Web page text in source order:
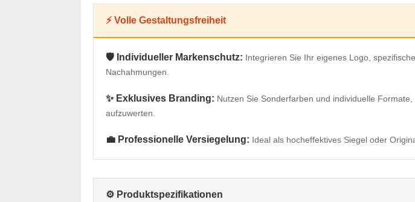
⚡ Volle Gestaltungsfreiheit
🛡️ Individueller Markenschutz: Integrieren Sie Ihr eigenes Logo,
Nachahmungen.
✨ Exklusives Branding: Nutzen Sie Sonderfarben und individuelle
aufzuwerten.
💼 Professionelle Versiegelung: Ideal als hocheffektives Siegel oder
⚙️ Produktspezifikationen